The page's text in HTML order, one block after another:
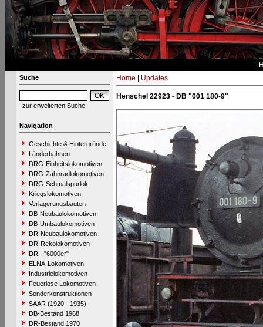
Suche
zur erweiterten Suche
Navigation
Geschichte & Hintergründe
Länderbahnen
DRG-Einheitslokomotiven
DRG-Zahnradlokomotiven
DRG-Schmalspurlok.
Kriegslokomotiven
Verlagerungsbauten
DB-Neubaulokomotiven
DB-Umbaulokomotiven
DR-Neubaulokomotiven
DR-Rekolokomotiven
DR - "6000er"
ELNA-Lokomotiven
Industrielokomotiven
Feuerlose Lokomotiven
Sonderkonstruktionen
SAAR (1920 - 1935)
DB-Bestand 1968
DR-Bestand 1970
Home Updates
Henschel 22923 - DB "001 180-9"